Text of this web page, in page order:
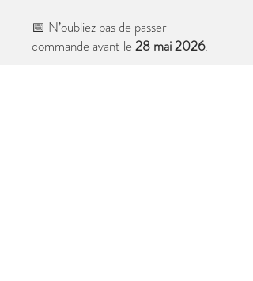
📅 N’oubliez pas de passer
commande avant le28 mai 2026.